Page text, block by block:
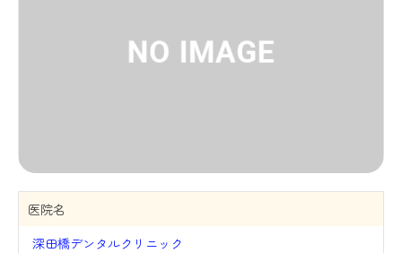
医院名
深田橋デンタルクリニック